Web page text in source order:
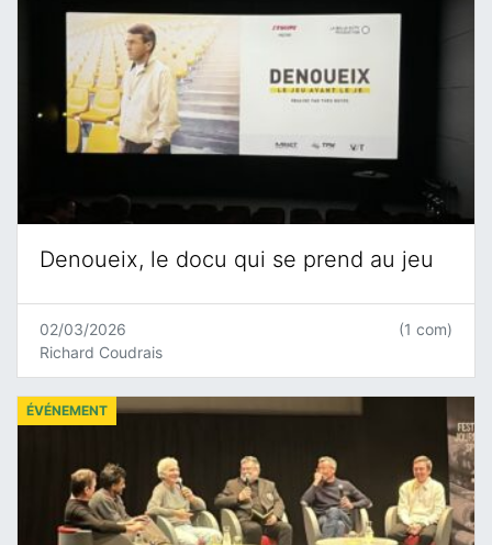
Denoueix, le docu qui se prend au jeu
02/03/2026
Richard Coudrais
(1 com)
ÉVÉNEMENT